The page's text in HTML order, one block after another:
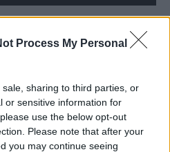
Process My Personal
sharing to third parties, or
or sensitive information for
use the below opt-out
Please note that after your
you may continue seeing
de l’Ebre lidera de nou la
sobre l’astre rei en el segon
solar total de la seva història
de 2026